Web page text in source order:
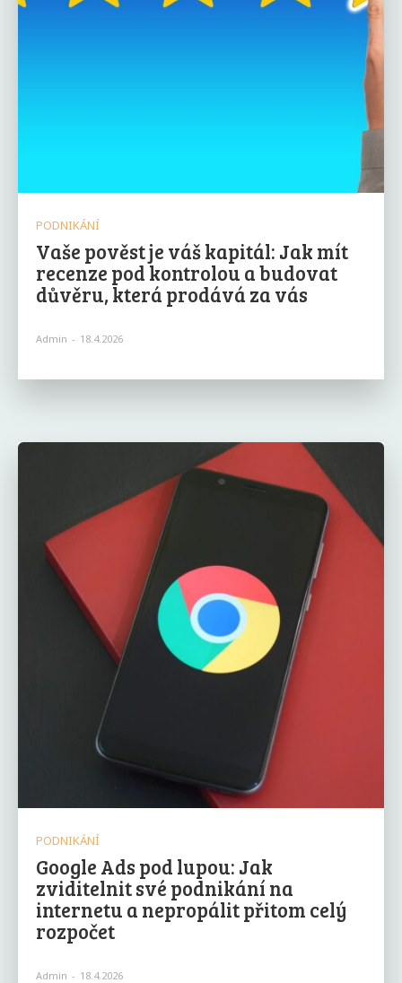
PODNIKÁNÍ
Vaše pověst je váš kapitál: Jak mít
recenze pod kontrolou a budovat
důvěru, která prodává za vás
Admin - 18.4.2026
PODNIKÁNÍ
Google Ads pod lupou: Jak
zviditelnit své podnikání na
internetu a nepropálit přitom celý
rozpočet
Admin - 18.4.2026